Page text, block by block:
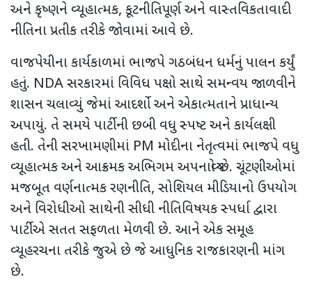
અને કૃષ્ણને વ્યૂહાત્મક, કૂટનીતિપૂર્ણ અને વાસ્તવિકતાવાદી
નીતિના પ્રતીક તરીકે જોવામાં આવે છે.
વાજપેયીના કાર્યકાળમાં ભાજપે ગઠબંધન ધર્મનું પાલન કર્યું
હતું. NDA સરકારમાં વિવિધ પક્ષો સાથે સમન્વય જાળવીને
શાસન ચલાવ્યું જેમાં આદર્શો અને એકાત્મતાને પ્રાધાન્ય
અપાયું. તે સમયે પાર્ટીની છબી વધુ સ્પષ્ટ અને કાર્યલક્ષી
હતી. તેની સરખામણીમાં PM મોદીના નેતૃત્વમાં ભાજપે વધુ
વ્યૂહાત્મક અને આક્રમક અભિગમ અપનાવ્યો છે. ચૂંટણીઓમાં
મજબૂત વર્ણનાત્મક રણનીતિ, સોશિયલ મીડિયાનો ઉપયોગ
અને વિરોધીઓ સાથેની સીધી નીતિવિષયક સ્પર્ધા દ્વારા
પાર્ટીએ સતત સફળતા મેળવી છે. આને એક સમૂહ
વ્યૂહરચના તરીકે જુએ છે જે આધુનિક રાજકારણની માંગ
છે.